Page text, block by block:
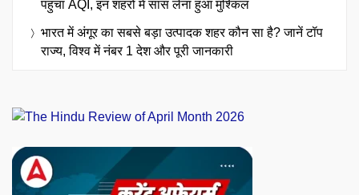
पहुंचा AQI, इन शहरों में सांस लेना हुआ मुश्किल
भारत में अंगूर का सबसे बड़ा उत्पादक शहर कौन सा है? जानें टॉप
राज्य, विश्व में नंबर 1 देश और पूरी जानकारी